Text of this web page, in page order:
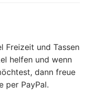
Freizeit und Tassen
helfen und wenn
dann freue
per PayPal.